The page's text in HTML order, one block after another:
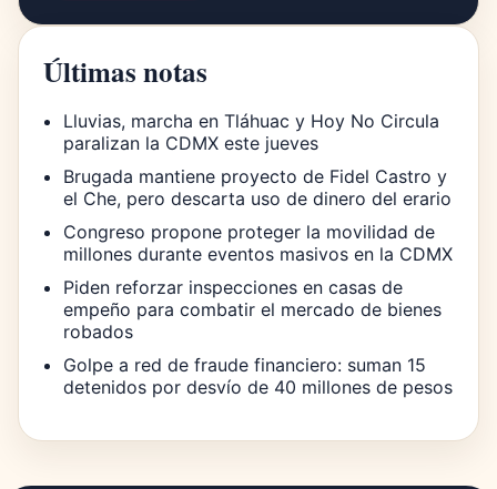
Últimas notas
Lluvias, marcha en Tláhuac y Hoy No Circula
paralizan la CDMX este jueves
Brugada mantiene proyecto de Fidel Castro y
el Che, pero descarta uso de dinero del erario
Congreso propone proteger la movilidad de
millones durante eventos masivos en la CDMX
Piden reforzar inspecciones en casas de
empeño para combatir el mercado de bienes
robados
Golpe a red de fraude financiero: suman 15
detenidos por desvío de 40 millones de pesos